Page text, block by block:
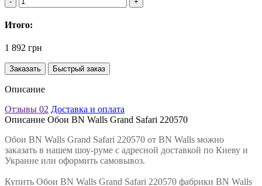
Итого:
1 892 грн
Заказать Быстрый заказ
Описание
Отзывы 02 Доставка и оплата
Описание Обои BN Walls Grand Safari 220570
Обои BN Walls Grand Safari 220570 от BN Walls можно
заказать в нашем шоу-руме с адресной доставкой по Киеву и
Украине или оформить самовывоз.
Купить Обои BN Walls Grand Safari 220570 фабрики BN Walls